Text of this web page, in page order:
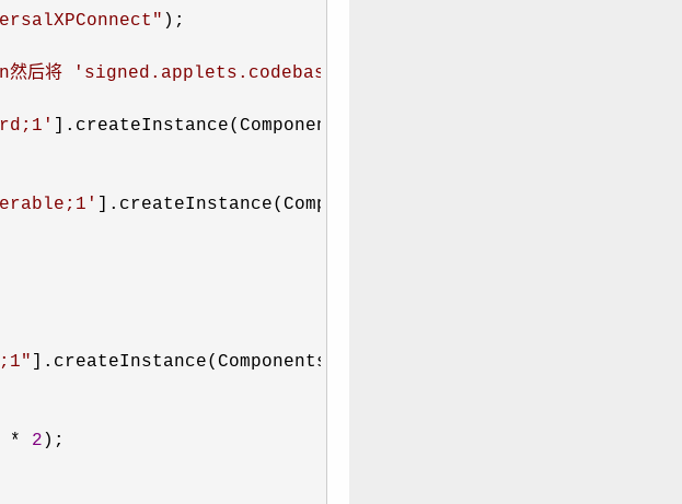
" );
\n然后将 'signed.applets.codebase_principal_support'设置为'true'
'
].createInstance(Components.interfaces.nsIClipboard);
'
" ].createInstance(Components.interfaces.nsISupportsString);
* 2 );